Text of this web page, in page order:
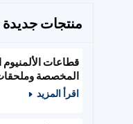
منتجات جديدة
قطاعات الألمنيوم
المخصصة
الطاقة
اقرأ المزيد